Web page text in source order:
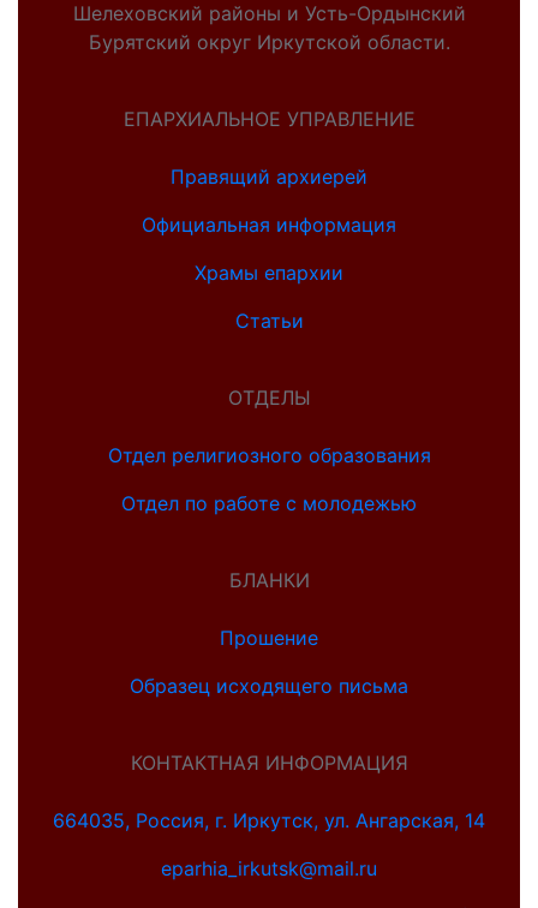
Шелеховский районы и Усть-Ордынский
Бурятский округ Иркутской области.
ЕПАРХИАЛЬНОЕ УПРАВЛЕНИЕ
Правящий архиерей
Официальная информация
Храмы епархии
Статьи
ОТДЕЛЫ
Отдел религиозного образования
Отдел по работе с молодежью
БЛАНКИ
Прошение
Образец исходящего письма
КОНТАКТНАЯ ИНФОРМАЦИЯ
664035, Россия, г. Иркутск, ул. Ангарская, 14
eparhia_irkutsk@mail.ru